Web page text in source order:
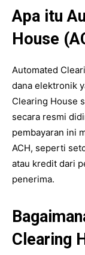
Apa itu
House
Automated
dana elektronik
Clearing House
secara resmi
pembayaran ini
ACH, seperti
atau kredit dari
penerima.
Clearing